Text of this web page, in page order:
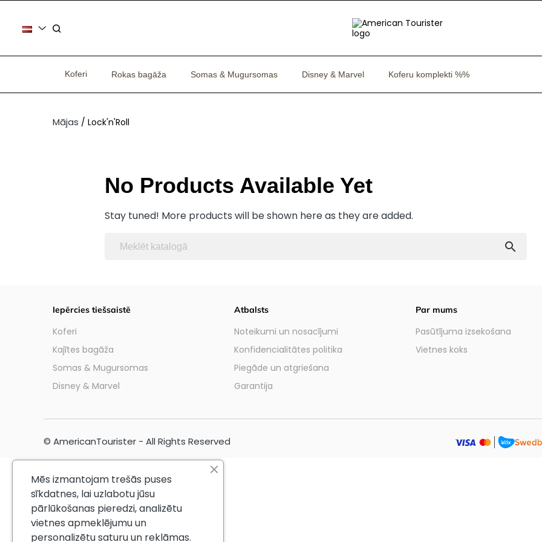
Koferi Rokas bagāža Somas & Mugursomas Disney & Marvel Koferu komplekti %%
Mājas Lock'n'Roll
No Products Available Yet
Stay tuned! More products will be shown here as they are added.

Iepērcies tiešsaistē
Koferi
Kajītes bagāža
Somas & Mugursomas
Disney & Marvel
Atbalsts
Noteikumi un nosacījumi
Konfidencialitātes politika
Piegāde un atgriešana
Garantija
Par mums
Pasūtījuma izsekošana
Vietnes koks
© AmericanTourister - All Rights Reserved
Mēs izmantojam trešās puses
sīkdatnes, lai uzlabotu jūsu
pārlūkošanas pieredzi, analizētu
vietnes apmeklējumu un
personalizētu saturu un reklāmas.